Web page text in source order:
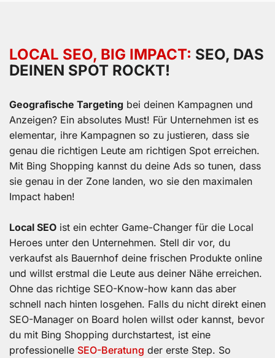
LOCAL SEO, BIG IMPACT: SEO, DAS
DEINEN SPOT ROCKT!
Geografische Targeting bei deinen Kampagnen und
Anzeigen? Ein absolutes Must! Für Unternehmen ist es
elementar, ihre Kampagnen so zu justieren, dass sie
genau die richtigen Leute am richtigen Spot erreichen.
Mit Bing Shopping kannst du deine Ads so tunen, dass
sie genau in der Zone landen, wo sie den maximalen
Impact haben!
Local SEO ist ein echter Game-Changer für die Local
Heroes unter den Unternehmen. Stell dir vor, du
verkaufst als Bauernhof deine frischen Produkte online
und willst erstmal die Leute aus deiner Nähe erreichen.
Ohne das richtige SEO-Know-how kann das aber
schnell nach hinten losgehen. Falls du nicht direkt einen
SEO-Manager on Board holen willst oder kannst, bevor
du mit Bing Shopping durchstartest, ist eine
professionelle SEO-Beratung der erste Step. So